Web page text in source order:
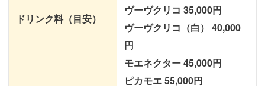
ドリンク料（目安）
ヴーヴクリコ 35,000円
ヴーヴクリコ（白） 40,000
円
モエネクター 45,000円
ピカモエ 55,000円